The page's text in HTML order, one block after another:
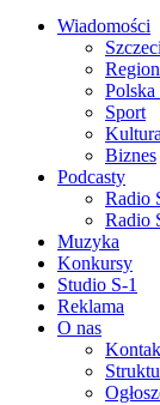
Wiadomości
Region
Sport
Kultura
Biznes
Podcasty
Radio
Radio
Muzyka
Konkursy
Studio S-1
Reklama
O nas